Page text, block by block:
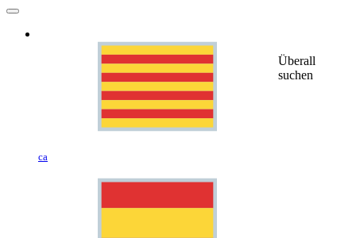
ca
Überall
suchen